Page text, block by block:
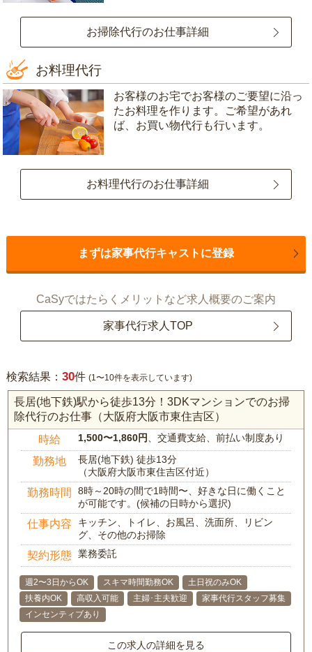
お掃除代行のお仕事詳細
お料理代行
お客様のお宅でお客様のご要望に沿っ
たお料理を作ります。ご希望があれ
ば、お買い物代行も行います。
お料理代行のお仕事詳細
まずは家事代行キャストに登録
CaSyではたらくメリットなど求人概要のご案内
家事代行求人TOP
検索結果： 30件 (1〜10件を表示しています)
長居(地下鉄)駅から徒歩13分！3DKマンションでのお掃
除代行のお仕事（大阪府大阪市東住吉区）
時給 1,500〜1,860円 、交通費支給、前払い制度あり
勤務地
長居(地下鉄) 徒歩13分
（大阪府大阪市東住吉区付近）
勤務時間
8時～20時の間で1時間〜、好きな日に働くこと
が可能です。(候補の日時から選択)
仕事内容
キッチン、トイレ、お風呂、洗面所、リビン
グ、その他のお掃除
契約形態 業務委託
週2〜3日からOK スキマ時間勤務OK
土日祝のみOK
扶養内OK
高収入可能 主婦･主夫歓迎
家事代行スタッフ募集
インセンティブあり
この求人の詳細を見る